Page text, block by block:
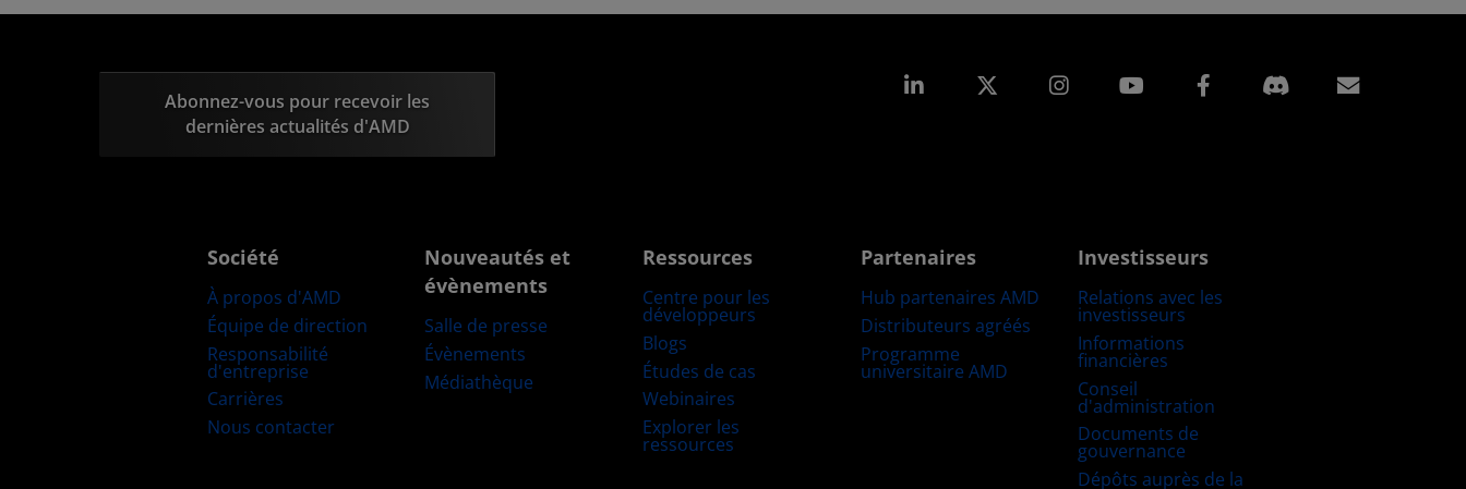
Abonnez-vous pour recevoir les
dernières actualités d'AMD
LinkedIn Instagram Facebook
Société
À propos d'AMD
Équipe de direction
Responsabilité
d'entreprise
Carrières
Nous contacter
Nouveautés et
évènements
Salle de presse
Évènements
Médiathèque
Ressources
Centre pour les
développeurs
Blogs
Études de cas
Webinaires
Explorer les
ressources
Partenaires
Hub partenaires AMD
Distributeurs agréés
Programme
universitaire AMD
Investisseurs
Relations avec les
investisseurs
Informations
financières
Conseil
d'administration
Documents de
gouvernance
Dépôts auprès de la